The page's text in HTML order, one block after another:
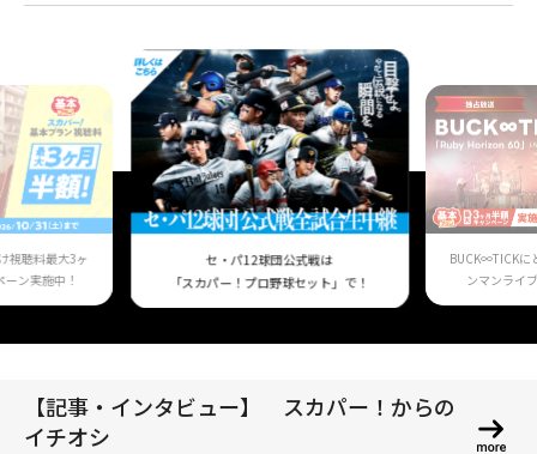
視聴料最大3ヶ
ン実施中！
セ・パ12球団公式戦は
「スカパー！プロ野球セット」で！
BUCK∞TICKに
ンマンライ
【記事・インタビュー】 スカパー！からの
イチオシ